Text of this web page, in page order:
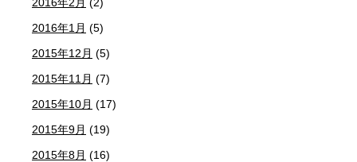
2016年1月 (5)
2015年12月 (5)
2015年11月 (7)
2015年10月 (17)
2015年9月 (19)
2015年8月 (16)